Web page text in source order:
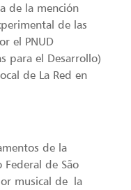
de la mención
de las
el PNUD
para el Desarrollo)
de La Red en
de la
de São
musical de la